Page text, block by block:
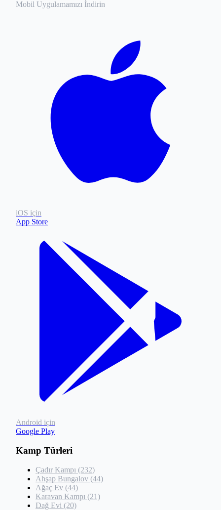
Mobil Uygulamamızı İndirin
iOS için
App Store
Android için
Google Play
Kamp Türleri
Çadır Kampı (232)
Ahşap Bungalov (44)
Ağaç Ev (44)
Karavan Kampı (21)
Dağ Evi (20)